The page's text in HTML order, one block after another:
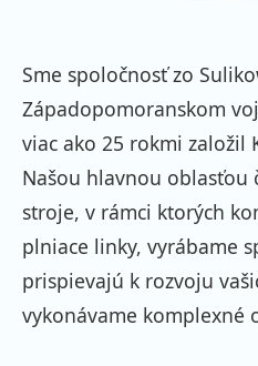
Sme spoločnosť zo
Západopomoranskom
viac ako 25 rokmi založil
Našou hlavnou oblasťou
stroje, v rámci ktorých
plniace linky, vyrábame
prispievajú k rozvoju
vykonávame komplexné